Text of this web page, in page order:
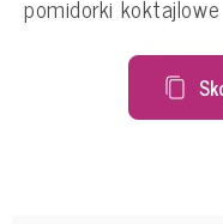
pomidorki koktajlowe